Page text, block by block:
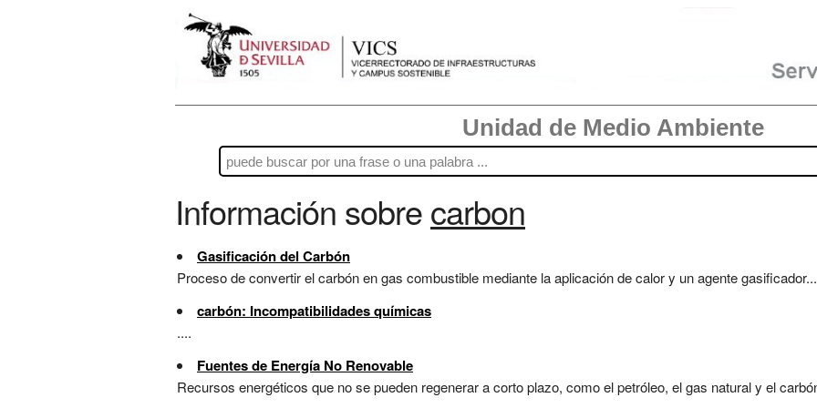
Unidad de Medio Ambiente
Información sobrecarbon
Gasificación del Carbón
Proceso de convertir el carbón en gas combustible mediante la aplicación de calor y un agente gasificador...
carbón: Incompatibilidades químicas
....
Fuentes de Energía No Renovable
Recursos energéticos que no se pueden regenerar a corto plazo, como el petróleo, el gas natural y el